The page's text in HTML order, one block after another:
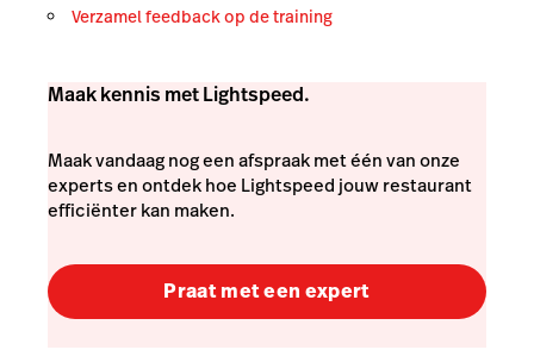
Verzamel feedback op de training
Maak kennis met Lightspeed.
Maak vandaag nog een afspraak met één van onze
experts en ontdek hoe Lightspeed jouw restaurant
efficiënter kan maken.
Praat met een expert